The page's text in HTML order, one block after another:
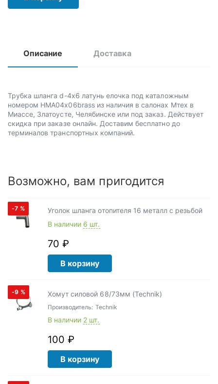
Описание Доставка
Трубка шланга d-4х6 латунь елочка под каталожным
номером HMA04x06brass из наличия в салонах Мтех в
Миассе, Златоусте, Челябинске или под заказ. Действует
скидка при заказе онлайн. Доставим бесплатно до
терминалов транспортных компаний.
Возможно, вам пригодится
-7 %
Уголок шланга отопителя 16 металл с резьбой
В наличии 6 шт.
70 ₽
В корзину
-9 % Хомут силовой 68/73мм (Technik)
Производитель: Technik
В наличии 2 шт.
100 ₽
В корзину